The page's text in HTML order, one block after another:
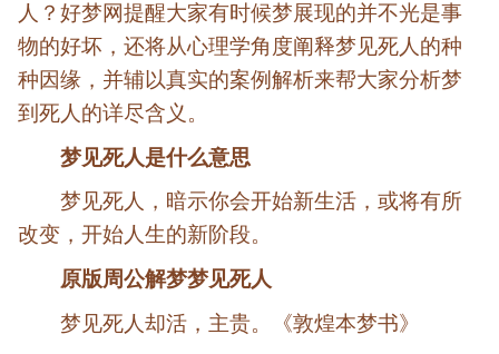
人？好梦网提醒大家有时候梦展现的并不光是事
物的好坏，还将从心理学角度阐释梦见死人的种
种因缘，并辅以真实的案例解析来帮大家分析梦
到死人的详尽含义。
梦见死人是什么意思
梦见死人，暗示你会开始新生活，或将有所
改变，开始人生的新阶段。
原版周公解梦梦见死人
梦见死人却活，主贵。《敦煌本梦书》